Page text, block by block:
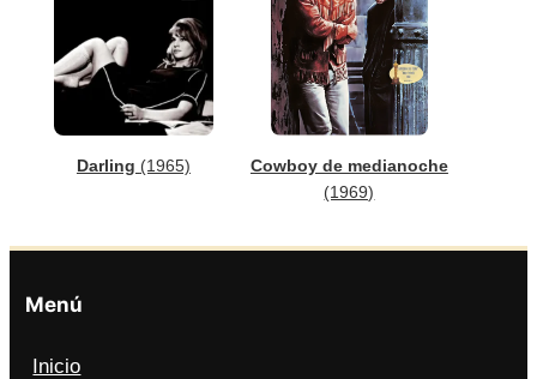
Darling (1965)
Cowboy de medianoche
(1969)
Menú
Inicio